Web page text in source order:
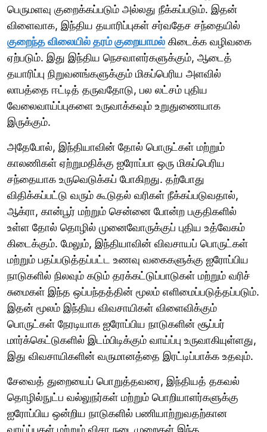
பெருமளவு குறைக்கப்படும் அல்லது நீக்கப்படும். இதன்
விளைவாக, இந்திய தயாரிப்புகள் சர்வதேச சந்தையில்
குறைந்த விலையில் தரம் குறையாமல் கிடைக்க வழிவகை
ஏற்படும். இது இந்திய நெசவாளர்களுக்கும், ஆடைத்
தயாரிப்பு நிறுவனங்களுக்கும் மிகப்பெரிய அளவில்
லாபத்தை ஈட்டித் தருவதோடு, பல லட்சம் புதிய
வேலைவாய்ப்புகளை உருவாக்கவும் உறுதுணையாக
இருக்கும்.
அதேபோல், இந்தியாவின் தோல் பொருட்கள் மற்றும்
காலணிகள் ஏற்றுமதிக்கு ஐரோப்பா ஒரு மிகப்பெரிய
சந்தையாக உருவெடுக்கப் போகிறது. தற்போது
விதிக்கப்பட்டு வரும் கூடுதல் வரிகள் நீக்கப்படுவதால்,
ஆக்ரா, கான்பூர் மற்றும் சென்னை போன்ற பகுதிகளில்
உள்ள தோல் தொழில் முனைவோருக்குப் புதிய உத்வேகம்
கிடைக்கும். மேலும், இந்தியாவின் விவசாயப் பொருட்கள்
மற்றும் பதப்படுத்தப்பட்ட உணவு வகைகளுக்கு ஐரோப்பிய
நாடுகளில் நிலவும் கடும் தரக்கட்டுப்பாடுகள் மற்றும் வரிச்
சுமைகள் இந்த ஒப்பந்தத்தின் மூலம் எளிமைப்படுத்தப்படும்.
இதன் மூலம் இந்திய விவசாயிகள் விளைவிக்கும்
பொருட்கள் நேரடியாக ஐரோப்பிய நாடுகளின் சூப்பர்
மார்க்கெட்டுகளில் இடம்பிடிக்கும் வாய்ப்பு உருவாகியுள்ளது,
இது விவசாயிகளின் வருமானத்தை இரட்டிப்பாக்க உதவும்.
சேவைத் துறையைப் பொறுத்தவரை, இந்தியத் தகவல்
தொழில்நுட்ப வல்லுநர்கள் மற்றும் பொறியாளர்களுக்கு
ஐரோப்பிய ஒன்றிய நாடுகளில் பணியாற்றுவதற்கான
வாய்ப்புகள் மற்றும் விசா நடைமுறைகள் இந்த